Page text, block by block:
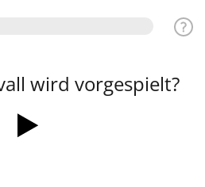
wird vorgespielt?